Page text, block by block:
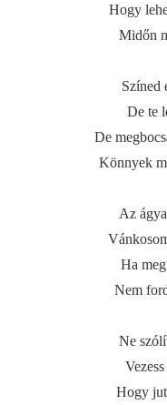
Hogy
Midőn
Színed
De te
De
Könnyek
Az
Ha
Nem
Ne
Hogy